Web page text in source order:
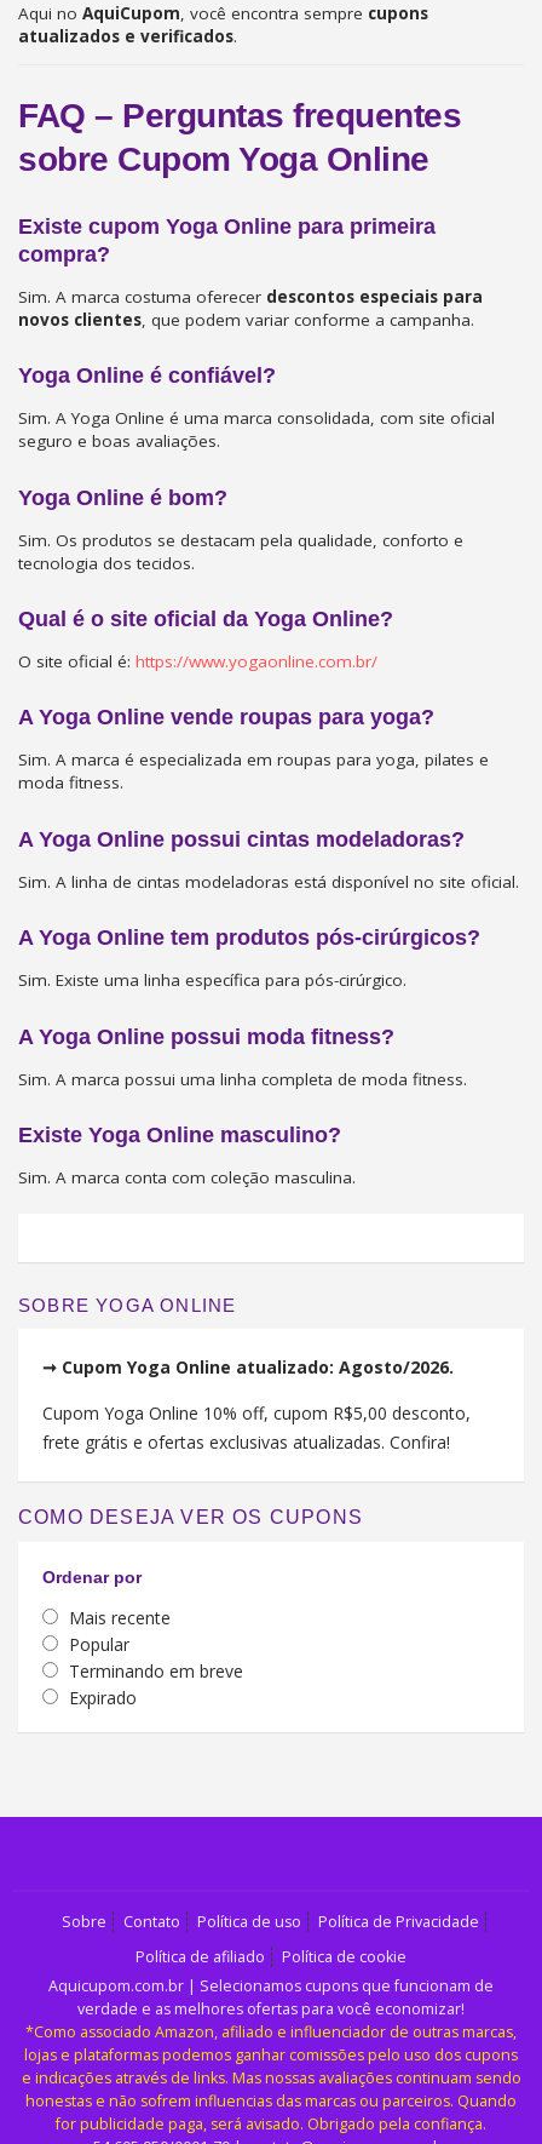
Aqui no AquiCupom, você encontra sempre cupons
atualizados e verificados.
FAQ – Perguntas frequentes
sobre Cupom Yoga Online
Existe cupom Yoga Online para primeira
compra?
Sim. A marca costuma oferecer descontos especiais para
novos clientes, que podem variar conforme a campanha.
Yoga Online é confiável?
Sim. A Yoga Online é uma marca consolidada, com site oficial
seguro e boas avaliações.
Yoga Online é bom?
Sim. Os produtos se destacam pela qualidade, conforto e
tecnologia dos tecidos.
Qual é o site oficial da Yoga Online?
O site oficial é: https://www.yogaonline.com.br/
A Yoga Online vende roupas para yoga?
Sim. A marca é especializada em roupas para yoga, pilates e
moda fitness.
A Yoga Online possui cintas modeladoras?
Sim. A linha de cintas modeladoras está disponível no site oficial.
A Yoga Online tem produtos pós-cirúrgicos?
Sim. Existe uma linha específica para pós-cirúrgico.
A Yoga Online possui moda fitness?
Sim. A marca possui uma linha completa de moda fitness.
Existe Yoga Online masculino?
Sim. A marca conta com coleção masculina.
SOBRE YOGA ONLINE
➞ Cupom Yoga Online atualizado: Agosto/2026.
Cupom Yoga Online 10% off, cupom R$5,00 desconto,
frete grátis e ofertas exclusivas atualizadas. Confira!
COMO DESEJA VER OS CUPONS
Ordenar por
Mais recente
Popular
Terminando em breve
Expirado
Sobre Contato Política de uso
Política de Privacidade
Política de afiliado
Política de cookie
Aquicupom.com.br | Selecionamos cupons que funcionam de
verdade e as melhores ofertas para você economizar!
*Como associado Amazon, afiliado e influenciador de outras marcas,
lojas e plataformas podemos ganhar comissões pelo uso dos cupons
e indicações através de links. Mas nossas avaliações continuam sendo
honestas e não sofrem influencias das marcas ou parceiros. Quando
for publicidade paga, será avisado. Obrigado pela confiança.